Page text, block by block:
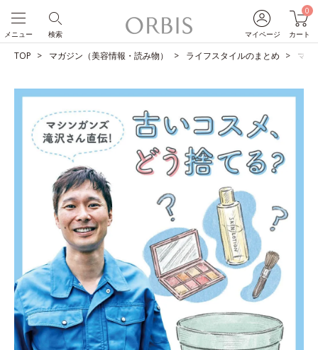
マイページ
0
カート
検索
メニュー
TOP マガジン（美容情報・読み物） ライフスタイルのまとめ マシ